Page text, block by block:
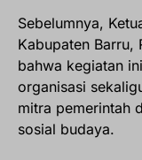
Sebelumnya,
Kabupaten Barru,
bahwa kegiatan
organisasi
mitra pemerintah
sosial budaya.